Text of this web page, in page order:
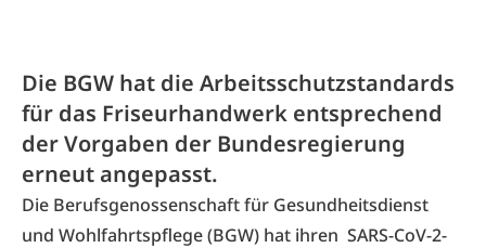
Die BGW hat die Arbeitsschutzstandards
für das Friseurhandwerk entsprechend
der Vorgaben der Bundesregierung
erneut angepasst.
Die Berufsgenossenschaft für Gesundheitsdienst
und Wohlfahrtspflege (BGW) hat ihren SARS-CoV-2-